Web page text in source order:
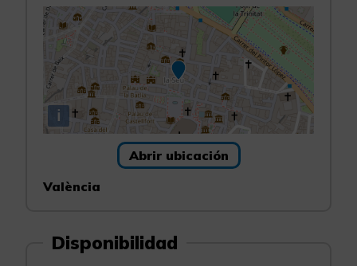
i
Abrir ubicación
València
Disponibilidad